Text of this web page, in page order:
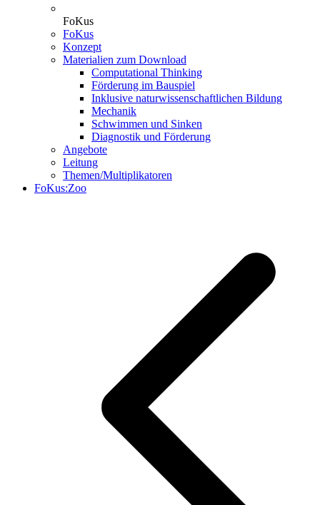
FoKus
FoKus
Konzept
Materialien zum Download
Computational Thinking
Förderung im Bauspiel
Inklusive naturwissenschaftlichen Bildung
Mechanik
Schwimmen und Sinken
Diagnostik und Förderung
Angebote
Leitung
Themen/Multiplikatoren
FoKus:Zoo